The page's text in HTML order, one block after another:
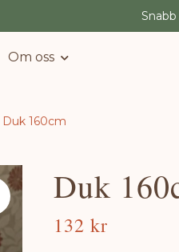
Om oss
Duk 160cm
Duk
132 kr